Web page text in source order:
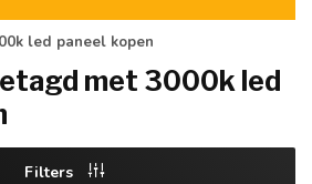
led paneel kopen
met 3000k led
Filters